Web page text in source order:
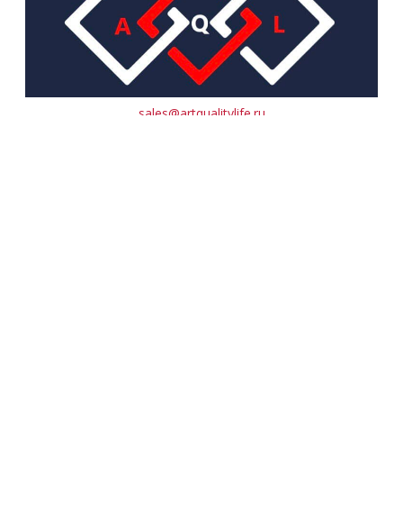
sales@artqualitylife.ru